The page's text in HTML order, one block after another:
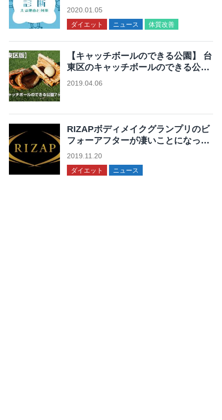
2020.01.05
ダイエット ニュース 体質改善
【キャッチボールのできる公園】 台
東区のキャッチボールのできる公園
7ヶ所まとめ
2019.04.06
RIZAPボディメイクグランプリのビ
フォーアフターが凄いことになって
る！
2019.11.20
ダイエット ニュース